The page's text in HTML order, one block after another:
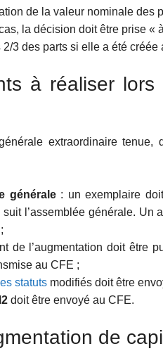
de la valeur nominale des
la décision doit être prise
3 des parts si elle a été créée
à réaliser
extraordinaire
générale: un exemplaire
l’assemblée générale. Un
de l’augmentation doit être
au CFE ;
statutsmodifiés doit être
doit être envoyé au CFE.
de